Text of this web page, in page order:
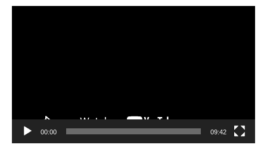
00:00 09:42